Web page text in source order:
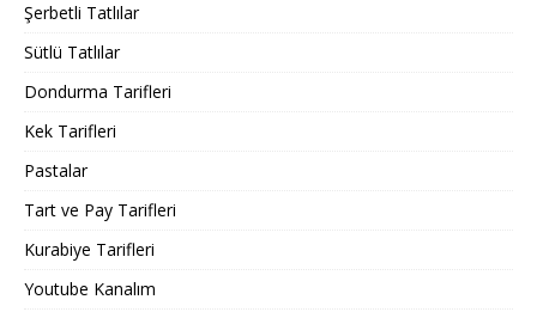
Şerbetli Tatlılar
Sütlü Tatlılar
Dondurma Tarifleri
Kek Tarifleri
Pastalar
Tart ve Pay Tarifleri
Kurabiye Tarifleri
Youtube Kanalım